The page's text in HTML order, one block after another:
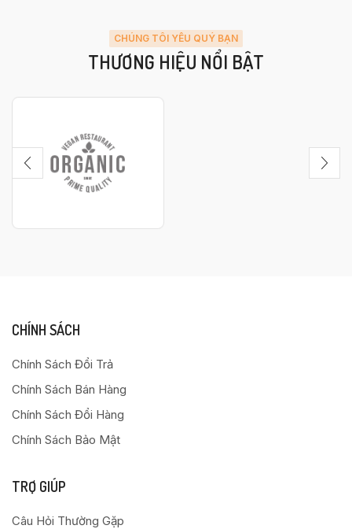
CHÚNG TÔI YÊU QUÝ BẠN
THƯƠNG HIỆU NỔI BẬT
CHÍNH SÁCH
Chính Sách Đổi Trả
Chính Sách Bán Hàng
Chính Sách Đổi Hàng
Chính Sách Bảo Mật
TRỢ GIÚP
Câu Hỏi Thường Gặp